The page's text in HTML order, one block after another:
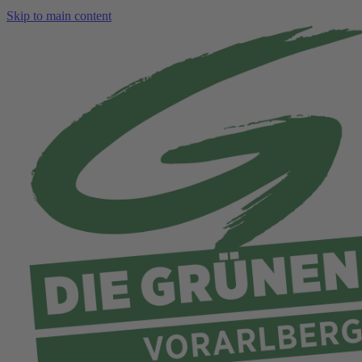
Skip to main content